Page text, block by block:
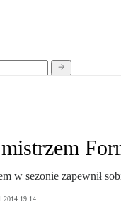
w sezonie zapewnił
19:14